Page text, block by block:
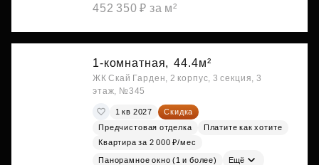
452 350 ₽ за м²
1-комнатная, 44.4м²
ЖК Скай Гарден, 2 корпус, 3 секция, 3
этаж, №345
1 кв 2027
Скидка
Предчистовая отделка
Платите как хотите
Квартира за 2 000 ₽/мес
Панорамное окно (1 и более) Ещё